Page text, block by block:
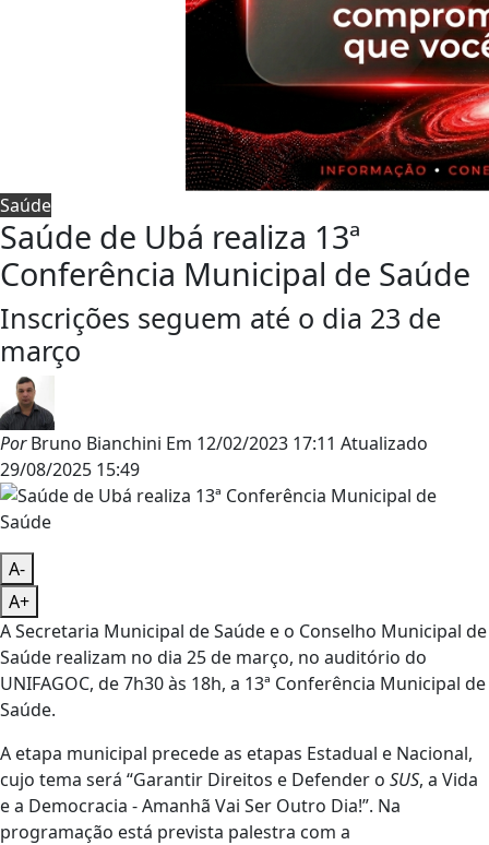
Saúde
Saúde de Ubá realiza 13ª
Conferência Municipal de Saúde
Inscrições seguem até o dia 23 de
março
PorBruno Bianchini Em 12/02/2023 17:11 Atualizado
29/08/2025 15:49
A-
A+
A Secretaria Municipal de Saúde e o Conselho Municipal de
Saúde realizam no dia 25 de março, no auditório do
UNIFAGOC, de 7h30 às 18h, a 13ª Conferência Municipal de
Saúde.
A etapa municipal precede as etapas Estadual e Nacional,
cujo tema será “Garantir Direitos e Defender o SUS, a Vida
e a Democracia - Amanhã Vai Ser Outro Dia!”. Na
programação está prevista palestra com a